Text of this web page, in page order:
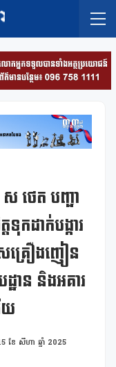
ថេត បញ្ជា
ទុកដាក់បង្ការ
សគ្រឿងញៀន
ាន និងអគារ
ខែ សីហា ឆ្នាំ 2025